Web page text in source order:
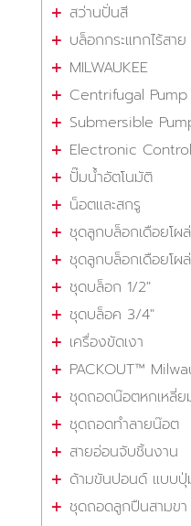
สว่านปั่นสี
บล็อกกระแทกไร้สา
MILWAUKEE
Centrifugal Pump
Submersible
Electronic
ปั๊มน้ำอัตโนมัติ
น็อตและสกรู
ชุดลูกบล็อกเดือยโผล่
ชุดลูกบล็อกเดือยโผ
ชุดบล็อก 1/2"
ชุดบล็อค 3/4"
เครื่องขัดเงา
PACKOUT™
ชุดถอดน๊อตหกเหลี่ย
ชุดถอดทำลายน๊อต
สายอ่อนจับชิ้นงาน
ด้ามขันปอนด์ แบบ
ชุดถอดลูกปืนสามขา